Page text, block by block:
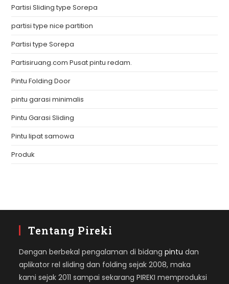
Partisi Sliding type Sorepa
partisi type nice partition
Partisi type Sorepa
Partisiruang.com Pusat pintu redam.
Pintu Folding Door
pintu garasi minimalis
Pintu Garasi Sliding
Pintu lipat samowa
Produk
Tentang Pireki
Dengan berbekal pengalaman di bidangpintu dan
aplikator rel sliding dan folding sejak 2008, maka
kami sejak 2011 sampai sekarang PIREKI memproduksi